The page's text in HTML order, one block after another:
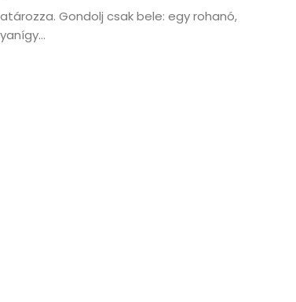
Gondolj csak bele: egy rohanó,